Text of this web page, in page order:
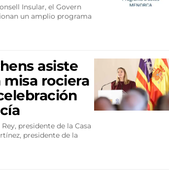
Insular, el Govern
un amplio programa
asiste
rociera
presidente de la Casa
presidente de la